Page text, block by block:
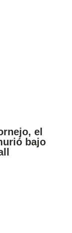
el
bajo